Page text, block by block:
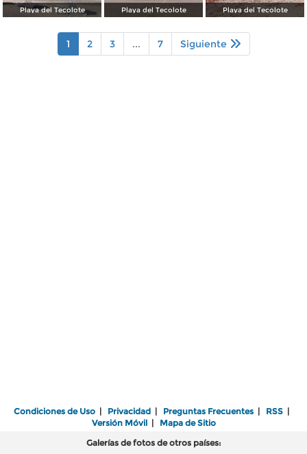
Playa del Tecolote Playa del Tecolote Playa del Tecolote
1 2 3 ... 7 Siguiente
Condiciones de Uso | Privacidad | Preguntas Frecuentes | RSS |
Versión Móvil| Mapa de Sitio
Galerías de fotos de otros países: